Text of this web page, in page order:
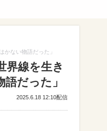
かない物語だった」
界線を生き
だった」
2025.6.18 12:10配信